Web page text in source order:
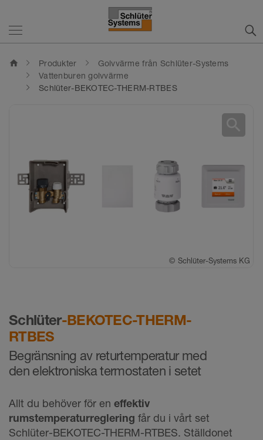
home Produkter
Golvvärme från Schlüter-Systems
Vattenburen golvvärme
Schlüter-BEKOTEC-THERM-RTBES
Schlüter-BEKOTEC-THERM-
RTBES
Begränsning av returtemperatur med
den elektroniska termostaten i setet
Allt du behöver för en effektiv
rumstemperaturreglering får du i vårt set
Schlüter-BEKOTEC-THERM-RTBES. Ställdonet
© Schlüter-Systems KG